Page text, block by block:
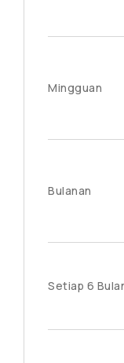
Mingguan
Bulanan
Setiap 6